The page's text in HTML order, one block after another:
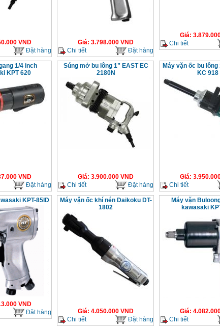
VND
Đặt hàng
Giá: 3.798.000 VND
Chi tiết
Đặt hàng
Giá:
Chi tiết
1/4 inch
KPT 620
VND
Đặt hàng
Súng mở bu lông 1” EAST EC
2180N
Giá: 3.900.000 VND
Chi tiết
Đặt hàng
Máy vặn ốc bu
KC 918
Giá:
Chi tiết
KPT-85ID
VND
Đặt hàng
Máy vặn ốc khí nén Daikoku DT-
1802
Giá: 4.050.000 VND
Chi tiết
Đặt hàng
Máy vặn
kawasaki
Giá:
Chi tiết